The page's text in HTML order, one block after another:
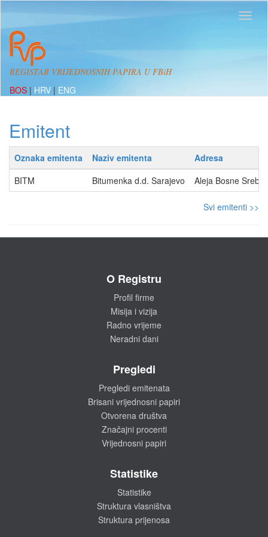
REGISTAR VRIJEDNOSNIH PAPIRA U FBiH
BOS | HRV | ENG
Emitent
Oznaka emitenta Naziv emitenta
Adresa
BITM
Bitumenka d.d. Sarajevo Aleja Bosne
Svi emitenti >>
O Registru
Profil firme
Misija i vizija
Radno vrijeme
Neradni dani
Pregledi
Pregledi emitenata
Brisani vrijednosni papiri
Otvorena društva
Značajni procenti
Vrijednosni papiri
Statistike
Statistike
Struktura vlasništva
Struktura prijenosa